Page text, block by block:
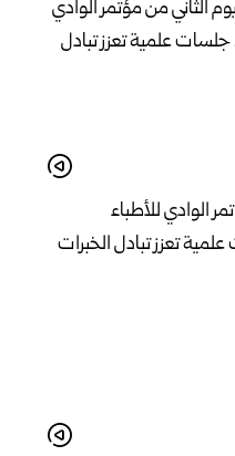
الوادي للأطباء
تعزز تبادل الخبرات